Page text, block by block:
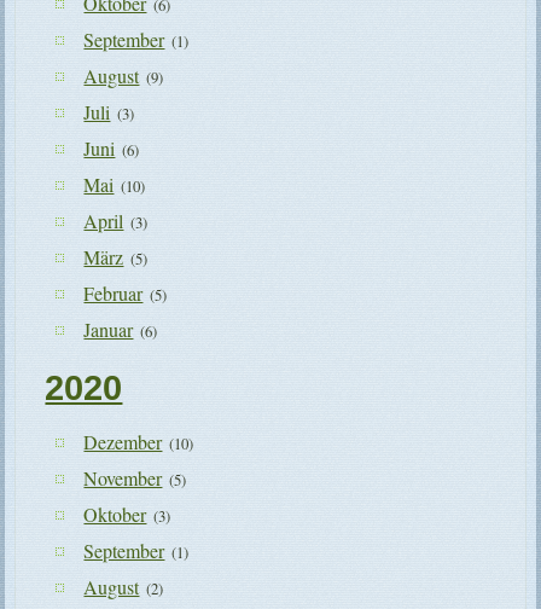
(6)
September (1)
August (9)
Juli (3)
Juni (6)
Mai (10)
April (3)
März (5)
Februar (5)
Januar (6)
2020
Dezember (10)
November (5)
Oktober (3)
September (1)
August (2)